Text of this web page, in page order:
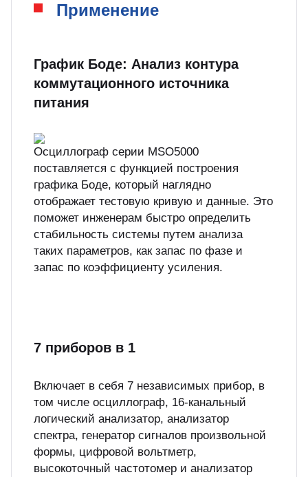
Применение
График Боде: Анализ контура
коммутационного источника
питания
Осциллограф серии MSO5000
поставляется с функцией построения
графика Боде, который наглядно
отображает тестовую кривую и данные. Это
поможет инженерам быстро определить
стабильность системы путем анализа
таких параметров, как запас по фазе и
запас по коэффициенту усиления.
7 приборов в 1
Включает в себя 7 независимых прибор, в
том числе осциллограф, 16-канальный
логический анализатор, анализатор
спектра, генератор сигналов произвольной
формы, цифровой вольтметр,
высокоточный частотомер и анализатор